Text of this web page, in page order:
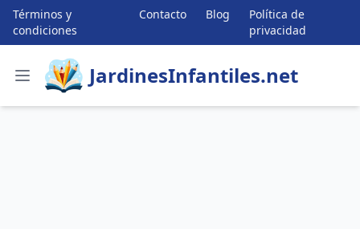
Términos y
condiciones
Contacto Blog
Política de
privacidad
JardinesInfantiles.net